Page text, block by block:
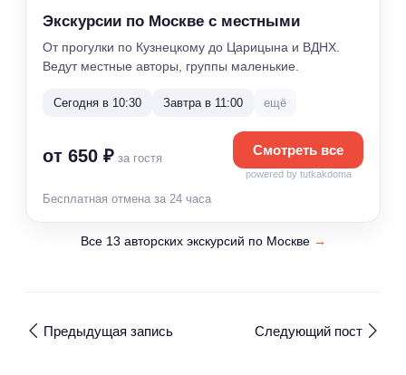
Экскурсии по Москве с местными
От прогулки по Кузнецкому до Царицына и ВДНХ.
Ведут местные авторы, группы маленькие.
Сегодня в 10:30 Завтра в 11:00 ещё
от 650 ₽ за гостя
Смотреть все
powered by tutkakdoma
Бесплатная отмена за 24 часа
Все 13 авторских экскурсий по Москве →
Предыдущая запись Следующий пост